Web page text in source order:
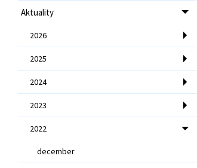
Aktuality
2026
2025
2024
2023
2022
december